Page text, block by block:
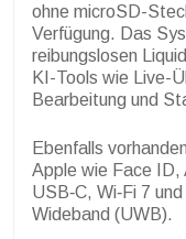
ohne microSD-
Verfügung. Das
reibungslosen
KI-Tools wie Live-
Bearbeitung und
Ebenfalls
Apple wie Face ID,
USB‑C, Wi‑Fi 7
Wideband (UWB).